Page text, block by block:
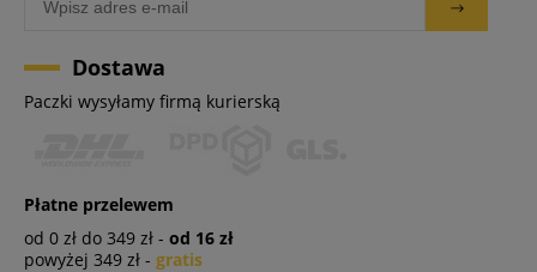
Dostawa
Paczki wysyłamy firmą kurierską
Płatne przelewem
od 0 zł do 349 zł - od 16 zł
powyżej 349 zł - gratis